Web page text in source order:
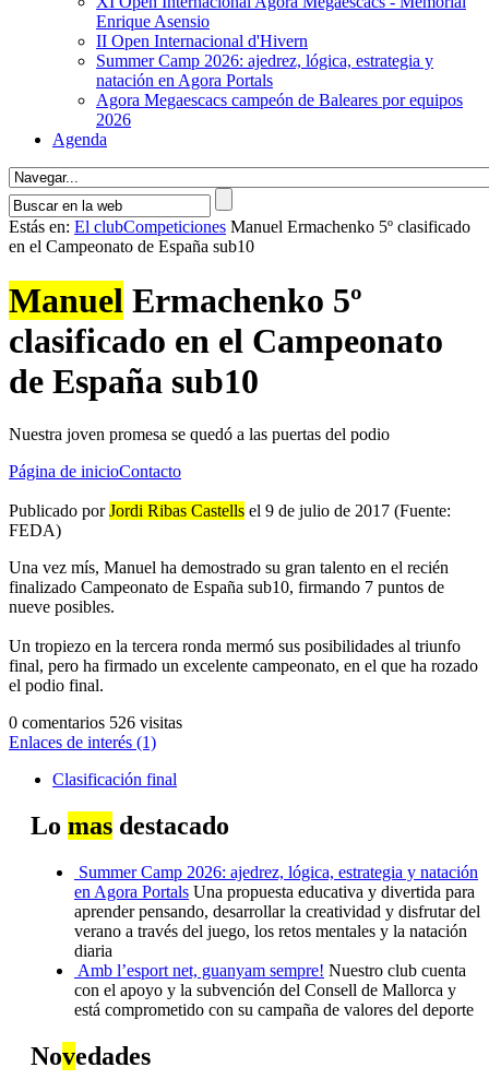
Enrique Asensio
II Open Internacional d'Hivern
Summer Camp 2026: ajedrez, lógica, estrategia y
natación en Agora Portals
Agora Megaescacs campeón de Baleares por equipos
2026
Agenda
Estás en: El clubCompeticiones Manuel Ermachenko 5º clasificado
en el Campeonato de España sub10
Manuel Ermachenko 5º
clasificado en el Campeonato
de España sub10
Nuestra joven promesa se quedó a las puertas del podio
Página de inicioContacto
Publicado porJordi Ribas Castells el 9 de julio de 2017 (Fuente:
FEDA)
Una vez mís, Manuel ha demostrado su gran talento en el recién
finalizado Campeonato de España sub10, firmando 7 puntos de
nueve posibles.
Un tropiezo en la tercera ronda mermó sus posibilidades al triunfo
final, pero ha firmado un excelente campeonato, en el que ha rozado
el podio final.
0 comentarios 526 visitas
Enlaces de interés (1)
Clasificación final
Lo mas destacado
Summer Camp 2026: ajedrez, lógica, estrategia y natación
en Agora Portals Una propuesta educativa y divertida para
aprender pensando, desarrollar la creatividad y disfrutar del
verano a través del juego, los retos mentales y la natación
diaria
Amb l’esport net, guanyam sempre! Nuestro club cuenta
con el apoyo y la subvención del Consell de Mallorca y
está comprometido con su campaña de valores del deporte
Novedades